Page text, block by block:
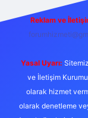
Reklam ve
Yasal Uyarı:
ve İletişim Kurumu
olarak hizmet
olarak denetleme